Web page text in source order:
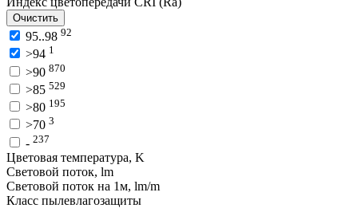
Очистить
95..98 92
>94 1
>90 870
>85 529
>80 195
>70 3
- 237
Цветовая температура, K
Световой поток, lm
Световой поток на 1м, lm/m
Класс пылевлагозащиты